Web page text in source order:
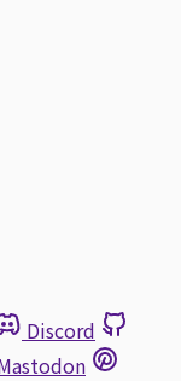
Discord